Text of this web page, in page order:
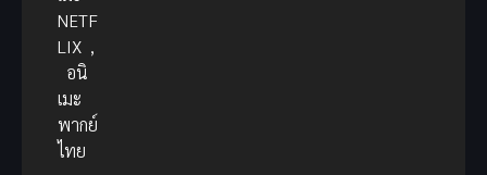
NETF
LIX ,
อนิ
เมะ
พากย์
ไทย